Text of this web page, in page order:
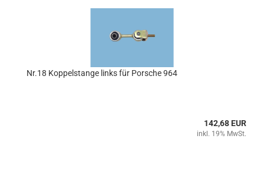
Nr.18 Koppelstange links für Porsche 964
142,68 EUR
inkl. 19% MwSt.